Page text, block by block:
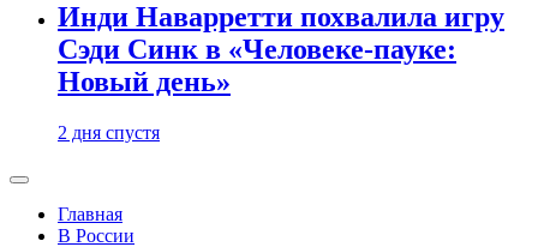
Инди Наварретти похвалила игру
Сэди Синк в «Человеке-пауке:
Новый день»
2 дня спустя
Главная
В России